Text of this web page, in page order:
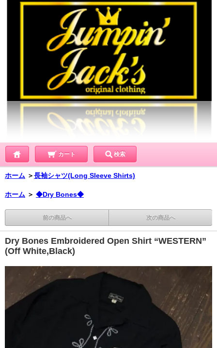
カート 検索
ホーム ＞長袖シャツ(Long Sleeve Shirts)
ホーム ＞ ◆Dry Bones◆
前の商品へ 次の商品へ
Dry Bones Embroidered Open Shirt “WESTERN”
(Off White,Black)